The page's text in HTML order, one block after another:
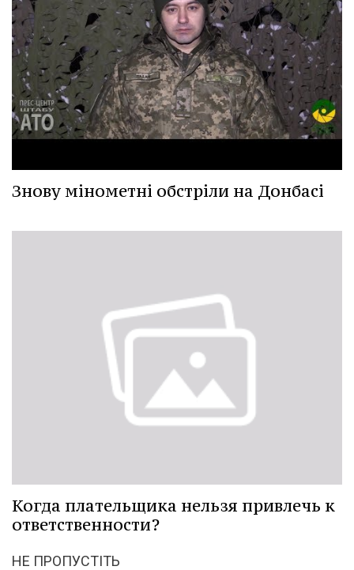
Знову мінометні обстріли на Донбасі
Когда плательщика нельзя привлечь к
ответственности?
НЕ ПРОПУСТІТЬ